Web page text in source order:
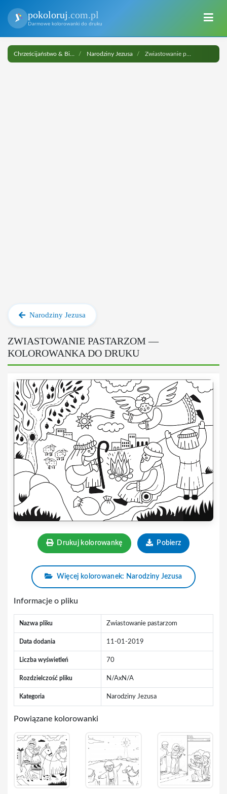
pokoloruj.com.pl
Darmowe kolorowanki do druku
Narodziny Jezusa Zwiastowanie pastarzom do druku
Narodziny Jezusa
ZWIASTOWANIE PASTARZOM —
KOLOROWANKA DO DRUKU
Drukuj kolorowankę Pobierz
Więcej kolorowanek: Narodziny Jezusa
Informacje o pliku
Nazwa pliku Zwiastowanie pastarzom
Data dodania 11-01-2019
Liczba wyświetleń 70
Rozdzielczość pliku N/AxN/A
Kategoria Narodziny Jezusa
Powiązane kolorowanki